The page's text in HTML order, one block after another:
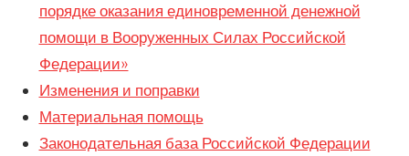
порядке оказания единовременной денежной
помощи в Вооруженных Силах Российской
Федерации»
Изменения и поправки
Материальная помощь
Законодательная база Российской Федерации